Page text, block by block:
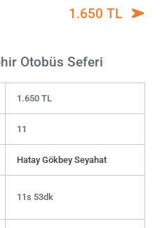
1.650 TL
Otobüs Seferi
1.650 TL
11
Hatay Gökbey Seyahat
11s 53dk